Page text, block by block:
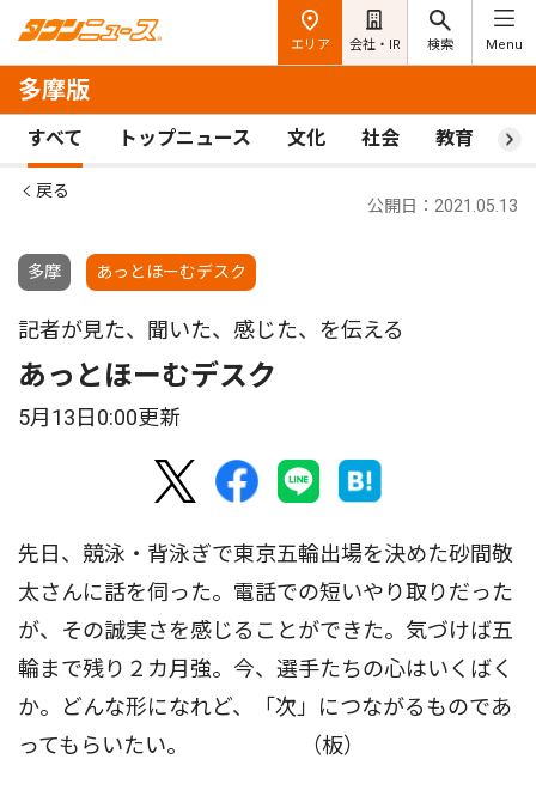
エリア 会社・IR 検索 Menu
多摩版
すべて トップニュース 文化 社会 教育 ス
戻る
多摩 あっとほーむデスク
公開日：2021.05.13
記者が見た、聞いた、感じた、を伝える
あっとほーむデスク
5月13日0:00更新
先日、競泳・背泳ぎで東京五輪出場を決めた砂間敬
太さんに話を伺った。電話での短いやり取りだった
が、その誠実さを感じることができた。気づけば五
輪まで残り２カ月強。今、選手たちの心はいくばく
か。どんな形になれど、「次」につながるものであ
ってもらいたい。 （板）